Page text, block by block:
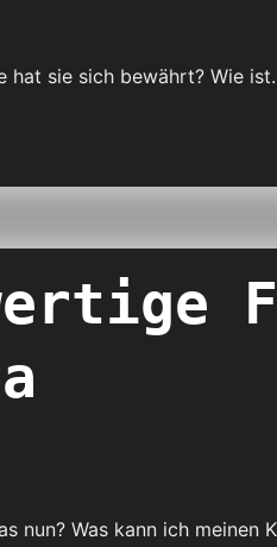
hat sie sich bewährt? Wie
nun? Was kann ich meinen